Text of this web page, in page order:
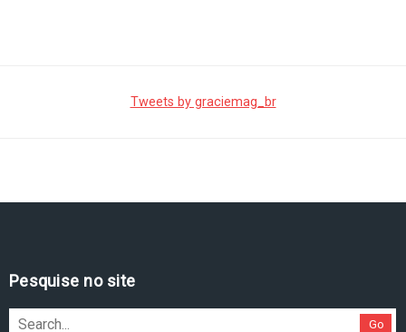
Tweets by graciemag_br
Pesquise no site
Go